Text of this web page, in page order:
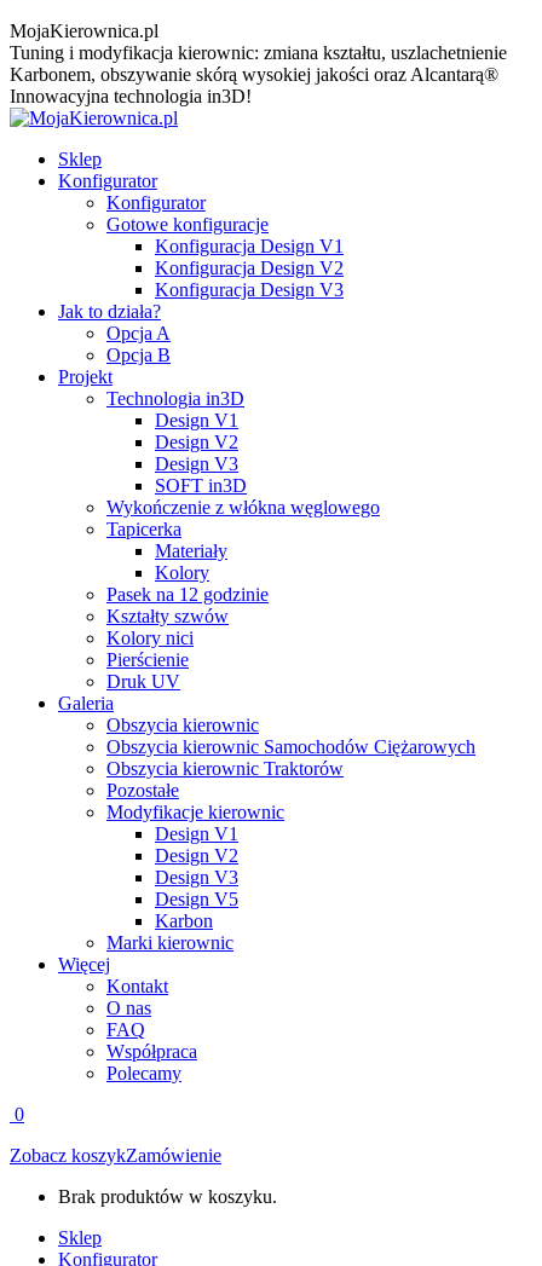
MojaKierownica.pl
Tuning i modyfikacja kierownic: zmiana kształtu, uszlachetnienie
Karbonem, obszywanie skórą wysokiej jakości oraz Alcantarą®
Innowacyjna technologia in3D!
Sklep
Konfigurator
Konfigurator
Gotowe konfiguracje
Konfiguracja Design V1
Konfiguracja Design V2
Konfiguracja Design V3
Jak to działa?
Opcja A
Opcja B
Projekt
Technologia in3D
Design V1
Design V2
Design V3
SOFT in3D
Wykończenie z włókna węglowego
Tapicerka
Materiały
Kolory
Pasek na 12 godzinie
Kształty szwów
Kolory nici
Pierścienie
Druk UV
Galeria
Obszycia kierownic
Obszycia kierownic Samochodów Ciężarowych
Obszycia kierownic Traktorów
Pozostałe
Modyfikacje kierownic
Design V1
Design V2
Design V3
Design V5
Karbon
Marki kierownic
Więcej
Kontakt
O nas
FAQ
Współpraca
Polecamy
0
Zobacz koszykZamówienie
Brak produktów w koszyku.
Sklep
Konfigurator